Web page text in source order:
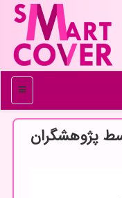
منو
پژوهشگران